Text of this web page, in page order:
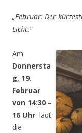
„Februar: Der
Licht.”
Am
Donnersta
g, 19.
Februar
von 14:30 –
16 Uhr lädt
die